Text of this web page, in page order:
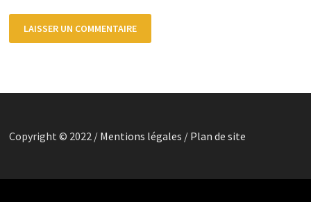
Copyright © 2022 / Mentions légales / Plan de site